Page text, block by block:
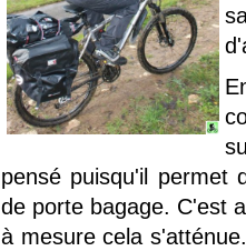
pensé puisqu'il permet
de porte bagage. C'est
à mesure cela